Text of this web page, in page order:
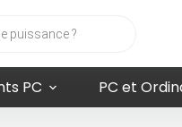
PC PC et